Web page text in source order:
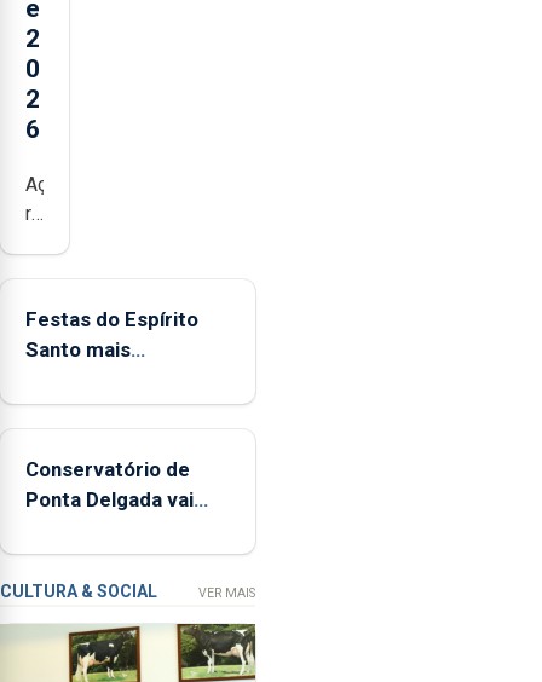
e
2
0
2
6
Açores
registaram
ocorrências
e
inspeções
relacionadas
a
apanha
ilegal
Festas do Espírito
Santo mais
Conservatório de
Ponta Delgada vai
instrumentos
CULTURA & SOCIAL VER MAIS